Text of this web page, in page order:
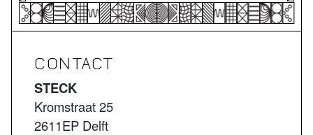
CONTACT
STECK
Kromstraat 25
2611EP Delft